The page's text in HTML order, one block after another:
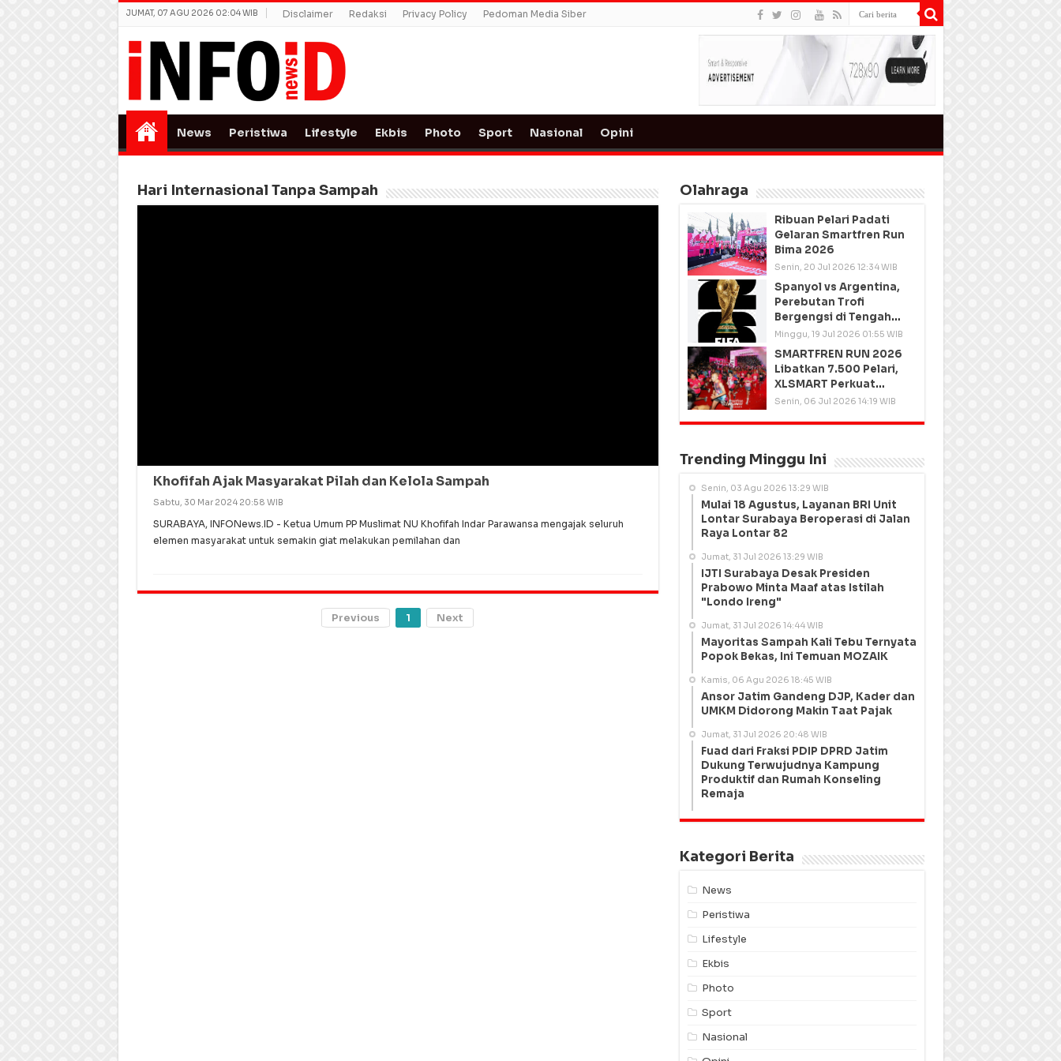
JUMAT, 07 AGU 2026 02:04 WIB Disclaimer Redaksi Privacy Policy Pedoman Media Siber
News Peristiwa Lifestyle Ekbis Photo Sport Nasional Opini
Hari Internasional Tanpa Sampah
Khofifah Ajak Masyarakat Pilah dan Kelola Sampah
Sabtu, 30 Mar 2024 20:58 WIB
SURABAYA, INFONews.ID - Ketua Umum PP Muslimat NU Khofifah Indar Parawansa mengajak seluruh
elemen masyarakat untuk semakin giat melakukan pemilahan dan
Previous 1 Next
Olahraga
Ribuan Pelari Padati
Gelaran Smartfren Run
Bima 2026
Senin, 20 Jul 2026 12:34 WIB
Spanyol vs Argentina,
Perebutan Trofi
Bergengsi di Tengah
Semangat Persatuan
Minggu, 19 Jul 2026 01:55 WIB
SMARTFREN RUN 2026
Libatkan 7.500 Pelari,
XLSMART Perkuat
Kedekatan dengan
Senin, 06 Jul 2026 14:19 WIB
Trending Minggu Ini
Senin, 03 Agu 2026 13:29 WIB
Mulai 18 Agustus, Layanan BRI Unit
Lontar Surabaya Beroperasi di Jalan
Raya Lontar 82
Jumat, 31 Jul 2026 13:29 WIB
IJTI Surabaya Desak Presiden
Prabowo Minta Maaf atas Istilah
"Londo Ireng"
Jumat, 31 Jul 2026 14:44 WIB
Mayoritas Sampah Kali Tebu Ternyata
Popok Bekas, Ini Temuan MOZAIK
Kamis, 06 Agu 2026 18:45 WIB
Ansor Jatim Gandeng DJP, Kader dan
UMKM Didorong Makin Taat Pajak
Jumat, 31 Jul 2026 20:48 WIB
Fuad dari Fraksi PDIP DPRD Jatim
Dukung Terwujudnya Kampung
Produktif dan Rumah Konseling
Remaja
Kategori Berita
News
Peristiwa
Lifestyle
Ekbis
Photo
Sport
Nasional